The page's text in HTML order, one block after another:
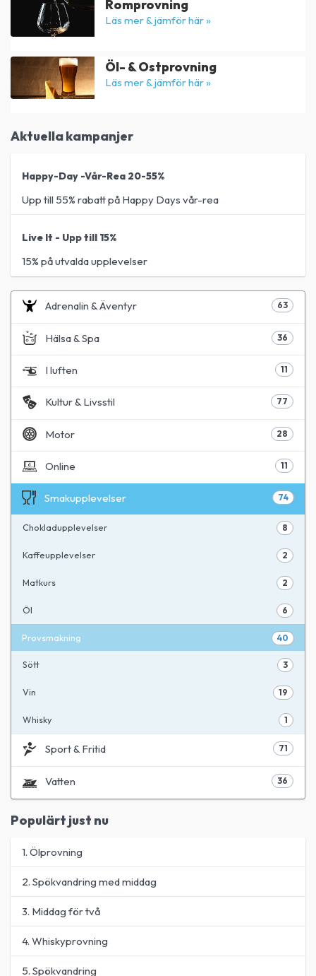
Romprovning
Läs mer & jämför här »
Öl- & Ostprovning
Läs mer & jämför här »
Aktuella kampanjer
Happy-Day -Vår-Rea 20-55%
Upp till 55% rabatt på Happy Days vår-rea
Live It - Upp till 15%
15% på utvalda upplevelser
Adrenalin & Äventyr 63
Hälsa & Spa 36
I luften 11
Kultur & Livsstil 77
Motor 28
Online 11
Smakupplevelser 74
Chokladupplevelser 8
Kaffeupplevelser 2
Matkurs 2
Öl 6
Provsmakning 40
Sött 3
Vin 19
Whisky 1
Sport & Fritid 71
Vatten 36
Populärt just nu
1. Ölprovning
2. Spökvandring med middag
3. Middag för två
4. Whiskyprovning
5. Spökvandring